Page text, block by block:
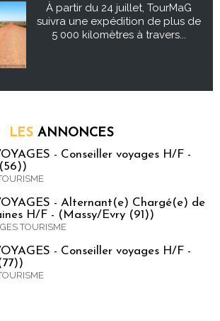
À partir du 24 juillet, TourMaG
suivra une expédition de plus de
5 000 kilomètres à travers...
LES ANNONCES
- Conseiller voyages H/F -
- Alternant(e) Chargé(e) de
H/F - (Massy/Evry (91))
TOURISME
- Conseiller voyages H/F -